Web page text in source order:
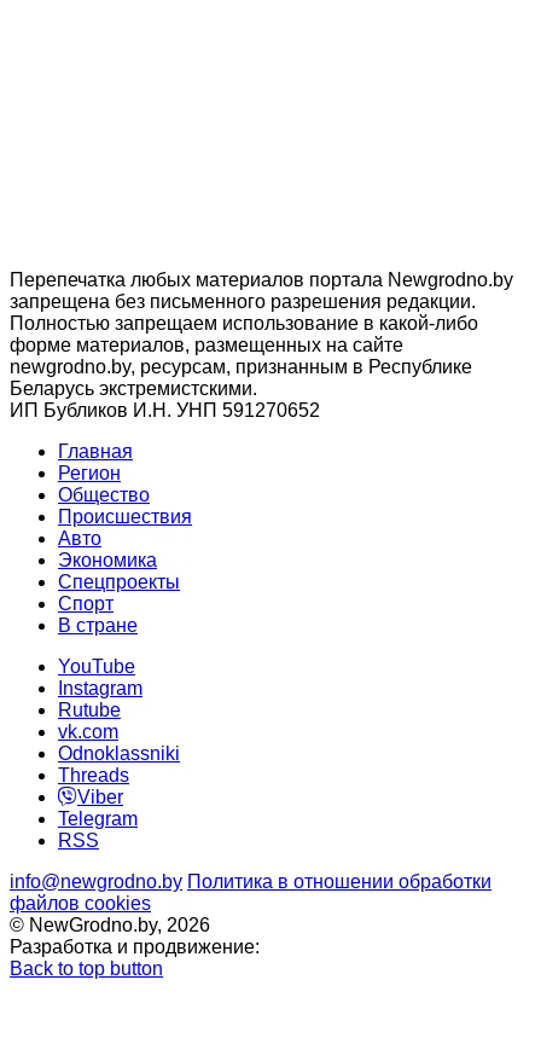
Перепечатка любых материалов портала Newgrodno.by
запрещена без письменного разрешения редакции.
Полностью запрещаем использование в какой-либо
форме материалов, размещенных на сайте
newgrodno.by, ресурсам, признанным в Республике
Беларусь экстремистскими.
ИП Бубликов И.Н. УНП 591270652
Главная
Регион
Общество
Происшествия
Авто
Экономика
Спецпроекты
Cпорт
В стране
YouTube
Instagram
Rutube
vk.com
Odnoklassniki
Threads
Viber
Telegram
RSS
info@newgrodno.by Политика в отношении обработки
файлов cookies
© NewGrodno.by, 2026
Разработка и продвижение:
Back to top button